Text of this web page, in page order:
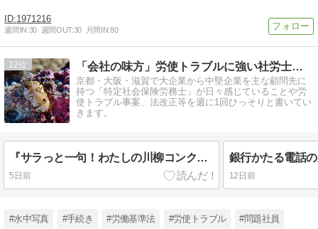
1971216
週間IN:30 週間OUT:30 月間IN:80
12 「会社の味方」労使トラブルに強い社労士のつぶやき
京都・大阪・滋賀で大企業から中堅企業を主な顧問先に
持つ「特定社会保険労務士」が日々感じていることや労
使トラブル事案、法改正等を週に1回ひっそりと書いてい
きます。
『サラっと一句！わたしの川柳コンクール』の結果
5日前
銀行かたる電話
12日前
#水中写真 #手続き #労働基準法 #労使トラブル #問題社員